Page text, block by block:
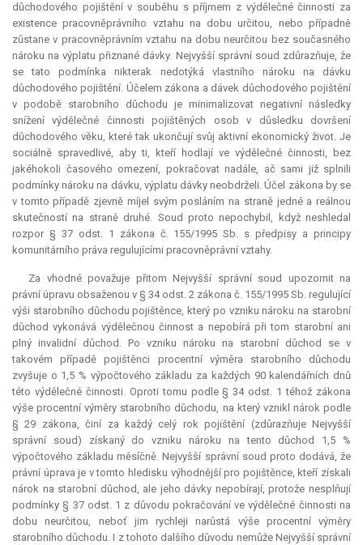
důchodového pojištění v souběhu s příjmem z výdělečné činnosti za
existence pracovněprávního vztahu na dobu určitou, nebo případně
zůstane v pracovněprávním vztahu na dobu neurčitou bez současného
nároku na výplatu přiznané dávky. Nejvyšší správní soud zdůrazňuje, že
se tato podmínka nikterak nedotýká vlastního nároku na dávku
důchodového pojištění. Účelem zákona a dávek důchodového pojištění
v podobě starobního důchodu je minimalizovat negativní následky
snížení výdělečné činnosti pojištěných osob v důsledku dovršení
důchodového věku, které tak ukončují svůj aktivní ekonomický život. Je
sociálně spravedlivé, aby ti, kteří hodlají ve výdělečné činnosti, bez
jakéhokoli časového omezení, pokračovat nadále, ač sami již splnili
podmínky nároku na dávku, výplatu dávky neobdrželi. Účel zákona by se
v tomto případě zjevně míjel svým posláním na straně jedné a reálnou
skutečností na straně druhé. Soud proto nepochybil, když neshledal
rozpor § 37 odst. 1 zákona č. 155/1995 Sb. s předpisy a principy
komunitárního práva regulujícími pracovněprávní vztahy.
Za vhodné považuje přitom Nejvyšší správní soud upozornit na
právní úpravu obsaženou v § 34 odst. 2 zákona č. 155/1995 Sb. regulující
výši starobního důchodu pojištěnce, který po vzniku nároku na starobní
důchod vykonává výdělečnou činnost a nepobírá při tom starobní ani
plný invalidní důchod. Po vzniku nároku na starobní důchod se v
takovém případě pojištěnci procentní výměra starobního důchodu
zvyšuje o 1,5 % výpočtového základu za každých 90 kalendářních dnů
této výdělečné činnosti. Oproti tomu podle § 34 odst. 1 téhož zákona
výše procentní výměry starobního důchodu, na který vznikl nárok podle
§ 29 zákona, činí za každý celý rok pojištění (zdůrazňuje Nejvyšší
správní soud) získaný do vzniku nároku na tento důchod 1,5 %
výpočtového základu měsíčně. Nejvyšší správní soud proto dodává, že
právní úprava je v tomto hledisku výhodnější pro pojištěnce, kteří získali
nárok na starobní důchod, ale jeho dávky nepobírají, protože nesplňují
podmínky § 37 odst. 1 z důvodu pokračování ve výdělečné činnosti na
dobu neurčitou, neboť jim rychleji narůstá výše procentní výměry
starobního důchodu. I z tohoto dalšího důvodu nemůže Nejvyšší správní